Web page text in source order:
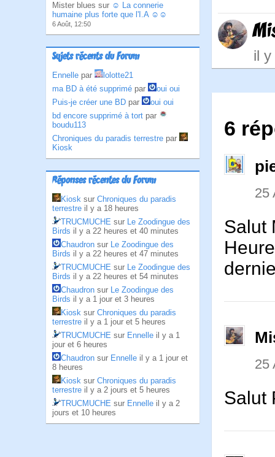
Mister blues sur ☺ La connerie
humaine plus forte que l'I.A ☺☺
6 Août, 12:50
Sujets récents du Forum
Ennelle par
lolotte21
ma BD à été supprimé par
oui oui
Puis-je créer une BD par
oui oui
bd encore supprimé à tort par
boudu113
Chroniques du paradis terrestre par
Kiosk
Réponses récentes du Forum
Kiosk sur Chroniques du paradis
terrestre il y a 18 heures
TRUCMUCHE sur Le Zoodingue des
Birds il y a 22 heures et 40 minutes
Chaudron sur Le Zoodingue des
Birds il y a 22 heures et 47 minutes
TRUCMUCHE sur Le Zoodingue des
Birds il y a 22 heures et 54 minutes
Chaudron sur Le Zoodingue des
Birds il y a 1 jour et 3 heures
Kiosk sur Chroniques du paradis
terrestre il y a 1 jour et 5 heures
TRUCMUCHE sur Ennelle il y a 1
jour et 6 heures
Chaudron sur Ennelle il y a 1 jour et
8 heures
Kiosk sur Chroniques du paradis
terrestre il y a 2 jours et 5 heures
TRUCMUCHE sur Ennelle il y a 2
jours et 10 heures
il
6
25
Salut
25
Salut